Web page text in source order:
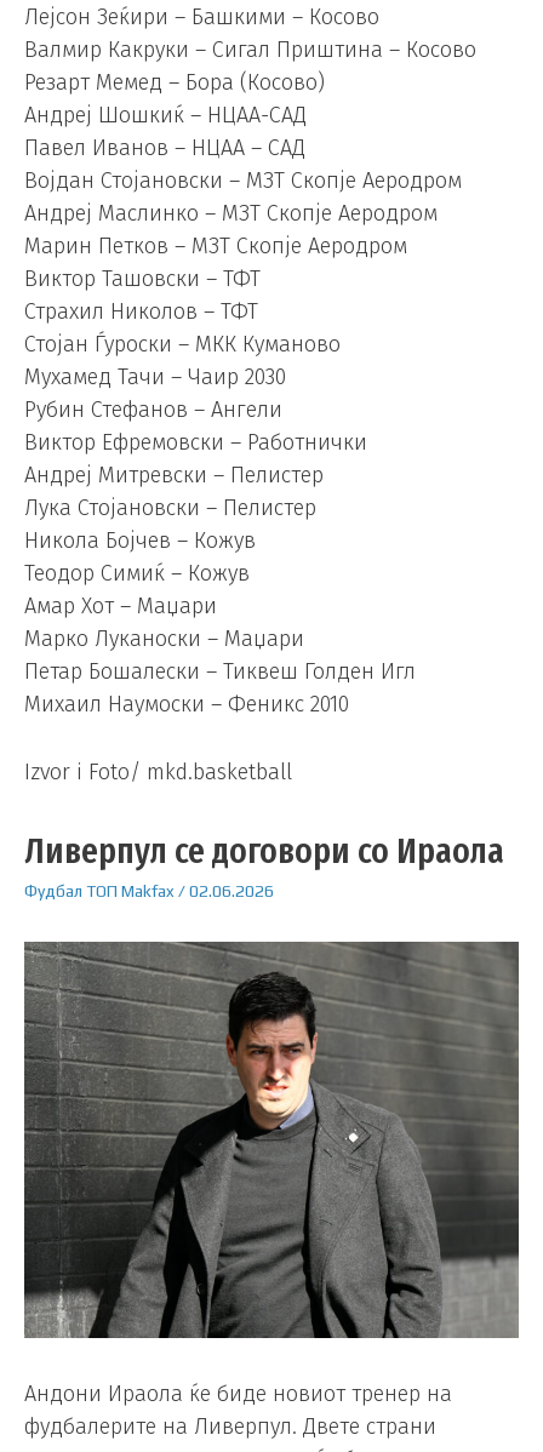
Лејсон Зеќири – Башкими – Косово
Валмир Какруки – Сигал Приштина – Косово
Резарт Мемед – Бора (Косово)
Андреј Шошкиќ – НЦАА-САД
Павел Иванов – НЦАА – САД
Војдан Стојановски – МЗТ Скопје Аеродром
Андреј Маслинко – МЗТ Скопје Аеродром
Марин Петков – МЗТ Скопје Аеродром
Виктор Ташовски – ТФТ
Страхил Николов – ТФТ
Стојан Ѓуроски – МКК Куманово
Мухамед Тачи – Чаир 2030
Рубин Стефанов – Ангели
Виктор Ефремовски – Работнички
Андреј Митревски – Пелистер
Лука Стојановски – Пелистер
Никола Бојчев – Кожув
Теодор Симиќ – Кожув
Амар Хот – Маџари
Марко Луканоски – Маџари
Петар Бошалески – Тиквеш Голден Игл
Михаил Наумоски – Феникс 2010
Izvor i Foto/ mkd.basketball
Ливерпул се договори со Ираола
Фудбал ТОП Makfax /02.06.2026
Андони Ираола ќе биде новиот тренер на
фудбалерите на Ливерпул. Двете страни